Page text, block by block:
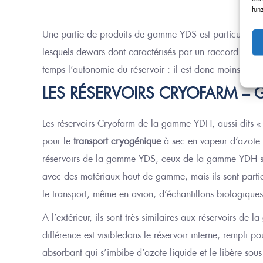
Une partie de produits de gamme YDS est
lesquels dewars dont caractérisés par un raccord
temps l’autonomie du réservoir : il est donc moins
LES RÉSERVOIRS CRYOFARM
Les réservoirs Cryofarm de la gamme YDH, aussi dits
pour le transport cryogéniqueà sec en vapeur
réservoirs de la gamme YDS, ceux de la gamme YDH
avec des matériaux haut de gamme, mais ils sont
le transport, même en avion, d’échantillons
A l’extérieur, ils sont très similaires aux réservoirs de la
différence est visibledans le réservoir interne, rempli
absorbant qui s’imbibe d’azote liquide et le libère